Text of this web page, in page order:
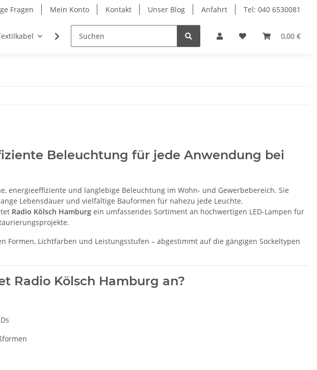
Fragen Mein Konto Kontakt Unser Blog Anfahrt Tel: 040 6530081
0,00 €
Möbel-Ersatzteile Retouren-Shop
Beleuchtung für jede Anwendung bei
energieeffiziente und langlebige Beleuchtung im Wohn- und Gewerbebereich. Sie
Lebensdauer und vielfältige Bauformen für nahezu jede Leuchte.
Radio Kölsch Hamburg ein umfassendes Sortiment an hochwertigen LED-Lampen für
Formen, Lichtfarben und Leistungsstufen – abgestimmt auf die gängigen Sockeltypen
Radio Kölsch Hamburg an?